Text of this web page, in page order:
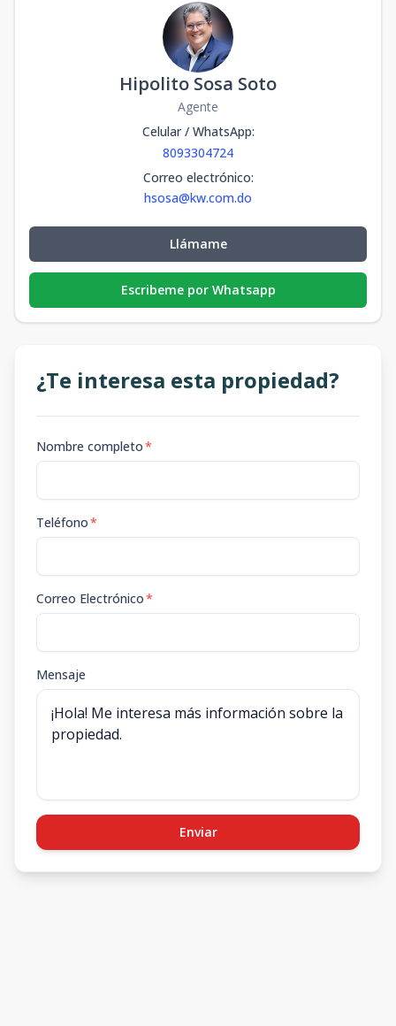
Hipolito Sosa Soto
Agente
Celular / WhatsApp:
8093304724
Correo electrónico:
hsosa@kw.com.do
Llámame
Escribeme por Whatsapp
¿Te interesa esta propiedad?
Nombre completo*
Teléfono*
Correo Electrónico*
Mensaje
Enviar